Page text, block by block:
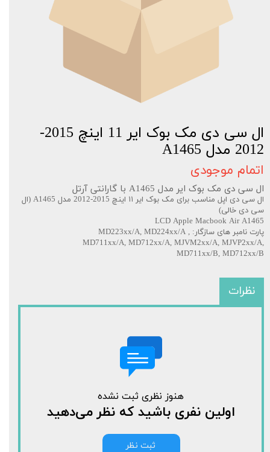
ال سی دی مک بوک ایر 11 اینچ 2015-
2012 مدل A1465
اتمام موجودی
ال سی دی مک بوک ایر مدل A1465 با گارانتی آرتل
ال سی دی اپل مناسب برای مک بوک ایر ۱۱ اینچ 2015-2012 مدل A1465 (ال
سی دی خالی)
LCD Apple Macbook Air A1465
پارت نامبر های سازگار: MD223xx/A, MD224xx/A ,
MD711xx/A, MD712xx/A, MJVM2xx/A, MJVP2xx/A,
MD711xx/B, MD712xx/B
نظرات
هنوز نظری ثبت نشده
اولین نفری باشید که نظر می‌دهید
ثبت نظر